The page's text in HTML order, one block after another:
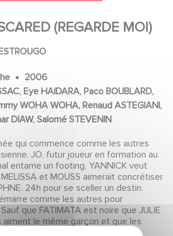
(REGARDE MOI)
2006
Eye HAIDARA, Paco BOUBLARD,
WOHA WOHA, Renaud ASTEGIANI,
DIAW, Salomé STEVENIN
qui commence comme les autres
JO, futur joueur en formation au
entame un footing, YANNICK veut
et MOUSS aimerait concrétiser
24h pour se sceller un destin.
comme les autres pour
que FATIMATA est noire que JULIE
aiment le même garçon et que les
à jamais.
consent, we collect
data such as your visit to
your IP address, and
for various purposes
precise location analysis